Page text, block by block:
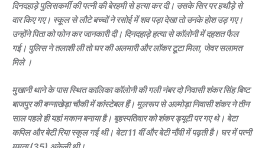
दिनदहाड़े पुलिसकर्मी की पत्नी की बेरहमी से हत्या कर दी। उसके सिर पर हथौड़े से
वार किए गए। स्कूल से लौटे बच्चों ने रसोई में शव पड़ा देखा तो उनके होश उड़ गए।
उन्होंने पिता को फोन कर जानकारी दी। दिनदहाड़े हत्या से कॉलोनी में दहशत फैल
गई। पुलिस ने तलाशी ली तो घर की अलमारी और लॉकर टूटा मिला, जेवर सलामत
मिले ।
मुखानी थाने के पास स्थित कालिका कॉलोनी की गली नंबर दो निवासी शंकर सिंह बिष्ट
बाजपुर की बन्नाखेड़ा चौकी में कांस्टेबल हैं। मूलरूप से अल्मोड़ा निवासी शंकर ने तीन
साल पहले ही यहां मकान बनाया है। बृहस्पतिवार को शंकर ड्यूटी पर गए थे। बेटा
कपिल और बेटी रिया स्कूल गई थी। बेटा 11 वीं और बेटी नौंवी में पढ़ती है। घर में पत्नी